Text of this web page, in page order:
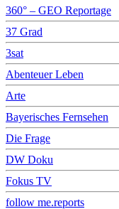
360° – GEO Reportage
37 Grad
3sat
Abenteuer Leben
Arte
Bayerisches Fernsehen
Die Frage
DW Doku
Fokus TV
follow me.reports